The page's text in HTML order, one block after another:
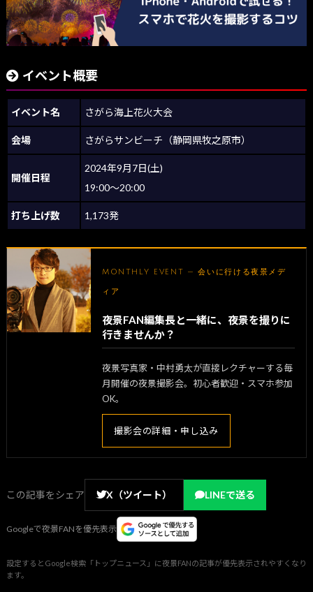
イベント概要
イベント名 さがら海上花火大会
会場 さがらサンビーチ（静岡県牧之原市）
開催日程
2024年9月7日(土)
19:00～20:00
打ち上げ数 1,173発
MONTHLY EVENT — 会いに行ける夜景メデ
ィア
夜景FAN編集長と一緒に、夜景を撮りに
行きませんか？
夜景写真家・中村勇太が直接レクチャーする毎
月開催の夜景撮影会。初心者歓迎・スマホ参加
OK。
撮影会の詳細・申し込み
この記事をシェア X（ツイート） LINEで送る
Googleで夜景FANを優先表示
設定するとGoogle検索「トップニュース」に夜景FANの記事が優先表示されやすくなり
ます。